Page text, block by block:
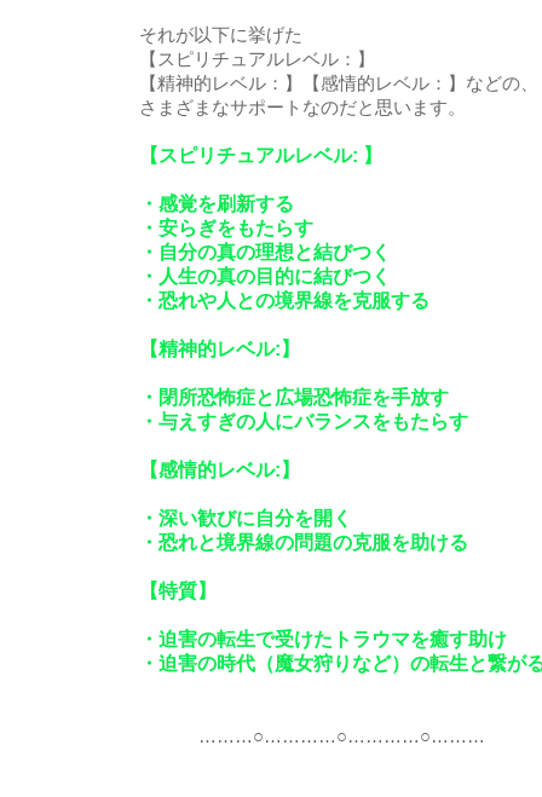
それが以下に挙げた
【スピリチュアルレベル：】
【精神的レベル：】【感情的レベル：】などの、
さまざまなサポートなのだと思います。
【スピリチュアルレベル: 】
・感覚を刷新する
・安らぎをもたらす
・自分の真の理想と結びつく
・人生の真の目的に結びつく
・恐れや人との境界線を克服する
【精神的レベル:】
・閉所恐怖症と広場恐怖症を手放す
・与えすぎの人にバランスをもたらす
【感情的レベル:】
・深い歓びに自分を開く
・恐れと境界線の問題の克服を助ける
【特質】
・迫害の転生で受けたトラウマを癒す助け
・迫害の時代（魔女狩りなど）の転生と繋が
………○…………○…………○………